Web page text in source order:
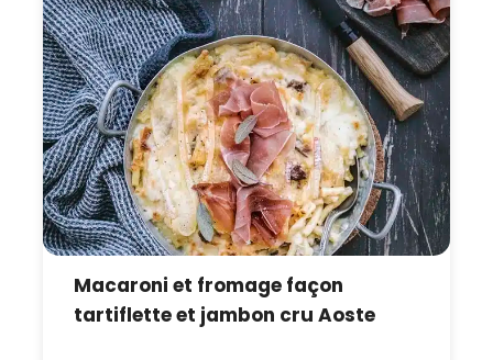
Macaroni et fromage façon
tartiflette et jambon cru Aoste